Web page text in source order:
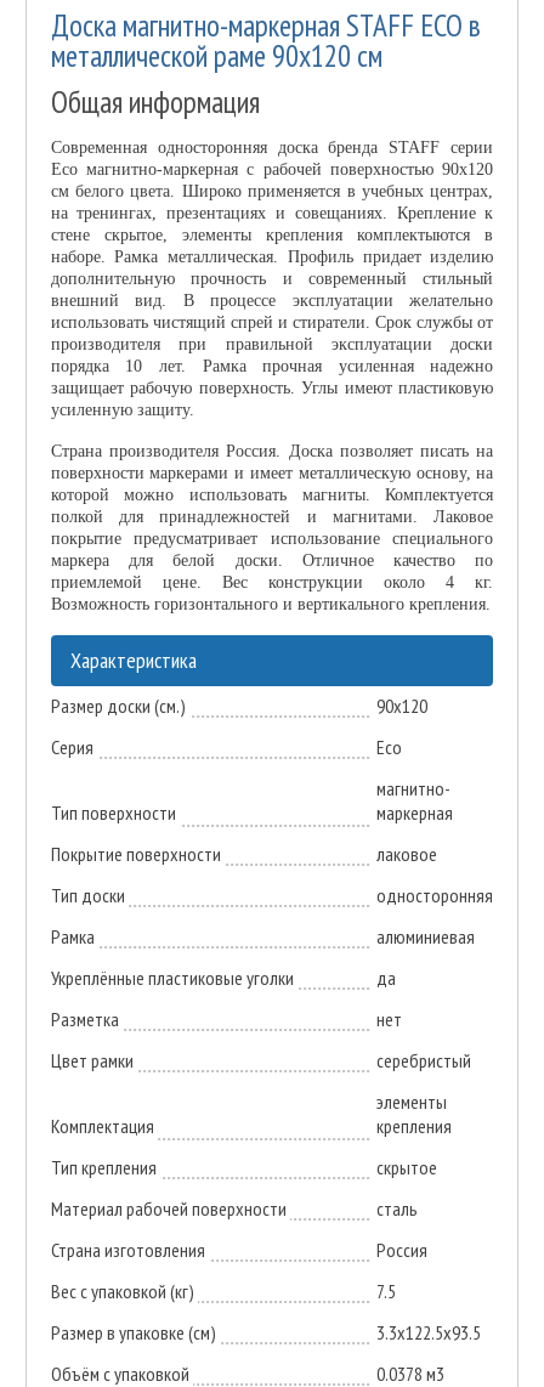
Доска магнитно-маркерная STAFF ECO в
металлической раме 90х120 см
Общая информация
Современная односторонняя доска бренда STAFF серии
Eco магнитно-маркерная с рабочей поверхностью 90х120
см белого цвета. Широко применяется в учебных центрах,
на тренингах, презентациях и совещаниях. Крепление к
стене скрытое, элементы крепления комплектыются в
наборе. Рамка металлическая. Профиль придает изделию
дополнительную прочность и современный стильный
внешний вид. В процессе эксплуатации желательно
использовать чистящий спрей и стиратели. Срок службы от
производителя при правильной эксплуатации доски
порядка 10 лет. Рамка прочная усиленная надежно
защищает рабочую поверхность. Углы имеют пластиковую
усиленную защиту.
Страна производителя Россия. Доска позволяет писать на
поверхности маркерами и имеет металлическую основу, на
которой можно использовать магниты. Комплектуется
полкой для принадлежностей и магнитами. Лаковое
покрытие предусматривает использование специального
маркера для белой доски. Отличное качество по
приемлемой цене. Вес конструкции около 4 кг.
Возможность горизонтального и вертикального крепления.
Характеристика
Размер доски (см.)
90х120
Серия
Eco
Тип поверхности
магнитно-
маркерная
Покрытие поверхности
лаковое
Тип доски
односторонняя
Рамка
алюминиевая
Укреплённые пластиковые уголки
да
Разметка
нет
Цвет рамки
серебристый
Комплектация
элементы
крепления
Тип крепления
скрытое
Материал рабочей поверхности
сталь
Страна изготовления
Россия
Вес с упаковкой (кг)
7.5
Размер в упаковке (см)
3.3x122.5x93.5
Объём с упаковкой
0.0378 м3